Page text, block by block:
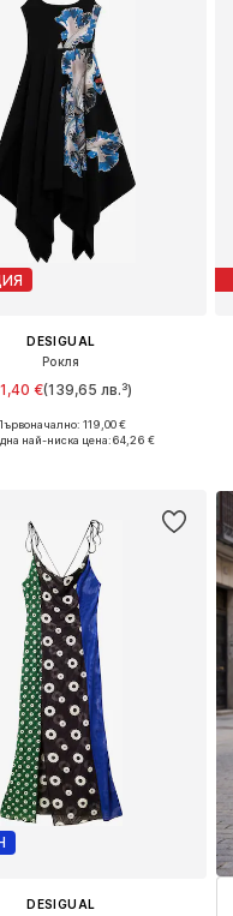
DESIGUAL
Рокля
€(139,65 лв.³)
размери: 34, 36, 38, 42
119,00 €
най-ниска цена:64,26 €
DESIGUAL